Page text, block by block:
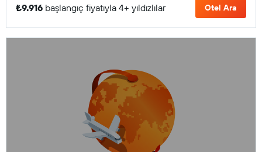
₺9.916 başlangıç fiyatıyla 4+ yıldızlılar Otel Ara